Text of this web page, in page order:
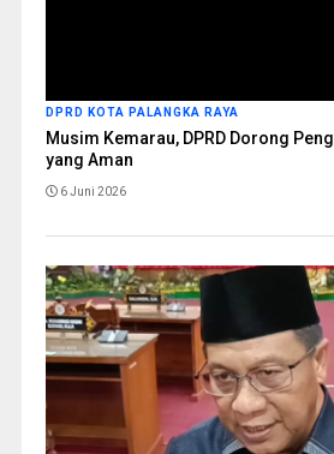
DPRD KOTA PALANGKA RAYA
Musim Kemarau, DPRD Dorong
yang Aman
6 Juni 2026